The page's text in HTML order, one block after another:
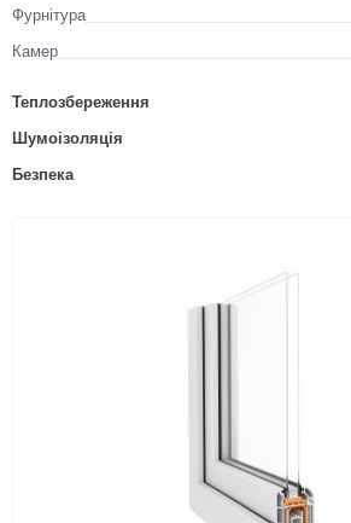
Фурнітура
Камер
Теплозбереження
Шумоізоляція
Безпека